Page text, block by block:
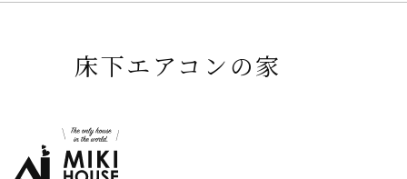
床下エアコンの家